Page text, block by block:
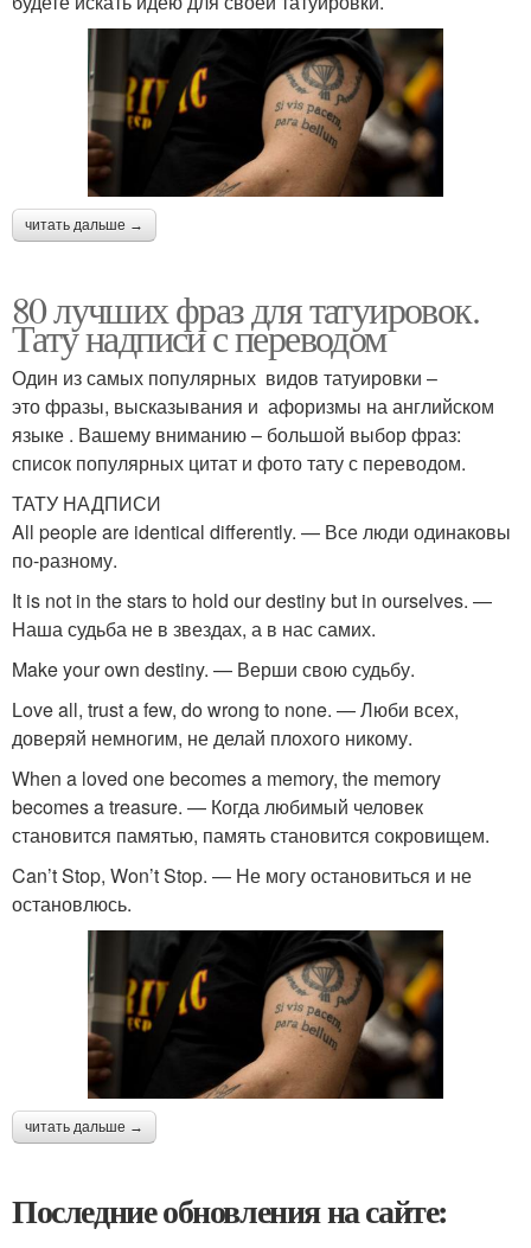
читать дальше →
80 лучших фраз для татуировок.
Тату надписи с переводом
Один из самых популярных видов татуировки –
это фразы, высказывания и афоризмы на английском
языке . Вашему вниманию – большой выбор фраз:
список популярных цитат и фото тату с переводом.
ТАТУ НАДПИСИ
All people are identical differently. — Все люди одинаковы
по-разному.
It is not in the stars to hold our destiny but in ourselves. —
Наша судьба не в звездах, а в нас самих.
Make your own destiny. — Верши свою судьбу.
Love all, trust a few, do wrong to none. — Люби всех,
доверяй немногим, не делай плохого никому.
When a loved one becomes a memory, the memory
becomes a treasure. — Когда любимый человек
становится памятью, память становится сокровищем.
Can’t Stop, Won’t Stop. — Не могу остановиться и не
остановлюсь.
читать дальше →
Последние обновления на сайте: